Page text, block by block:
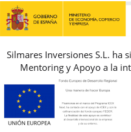
REBAJAS
Silmares Inversiones S.L. ha
Mentoring y Apoyo a la